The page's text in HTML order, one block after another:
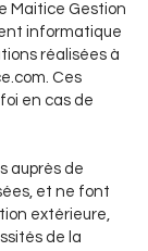
Maitice Gestion
informatique
réalisées à
. Ces
en cas de
auprès de
et ne font
extérieure,
de la